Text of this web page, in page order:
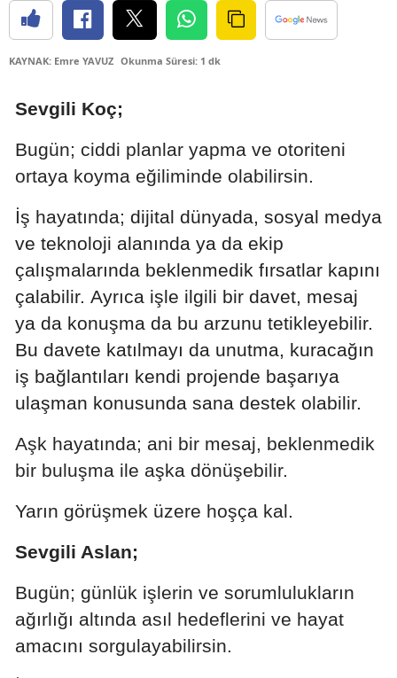
Bursa
Çorum
Denizli
Diyarbakır
Edirne
Elazığ
Erzincan
Erzurum
Eskişehir
Gaziantep
Giresun
Gümüşhane
Isparta
KAYNAK: Emre YAVUZ Okunma Süresi: 1 dk
Sevgili Koç;
Bugün; ciddi planlar yapma ve otoriteni
ortaya koyma eğiliminde olabilirsin.
İş hayatında; dijital dünyada, sosyal medya
ve teknoloji alanında ya da ekip
çalışmalarında beklenmedik fırsatlar kapını
çalabilir. Ayrıca işle ilgili bir davet, mesaj
ya da konuşma da bu arzunu tetikleyebilir.
Bu davete katılmayı da unutma, kuracağın
iş bağlantıları kendi projende başarıya
ulaşman konusunda sana destek olabilir.
Aşk hayatında; ani bir mesaj, beklenmedik
bir buluşma ile aşka dönüşebilir.
Yarın görüşmek üzere hoşça kal.
Sevgili Aslan;
Bugün; günlük işlerin ve sorumlulukların
ağırlığı altında asıl hedeflerini ve hayat
amacını sorgulayabilirsin.